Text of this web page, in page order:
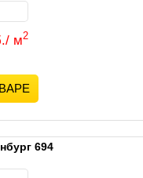
м2
694